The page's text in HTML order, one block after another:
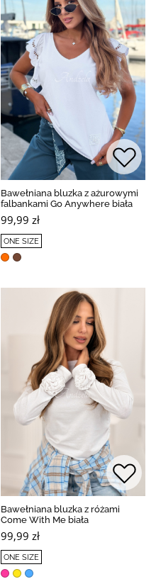
Bawełniana bluzka z ażurowymi
falbankami Go Anywhere biała
99,99 zł
ONE SIZE
Bawełniana bluzka z różami
Come With Me biała
99,99 zł
ONE SIZE